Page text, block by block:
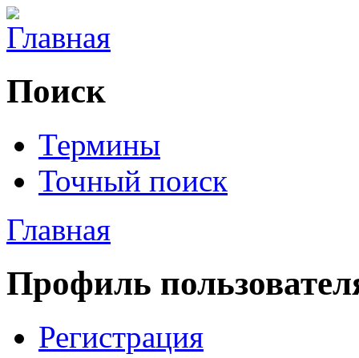
Поиск
Термины
Точный поиск
Главная
Профиль
Регистрация